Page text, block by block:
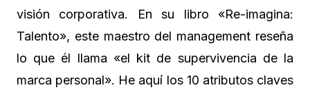
visión corporativa. En su libro «Re-imagina:
Talento», este maestro del management reseña
lo que él llama «el kit de supervivencia de la
marca personal». He aquí los 10 atributos claves